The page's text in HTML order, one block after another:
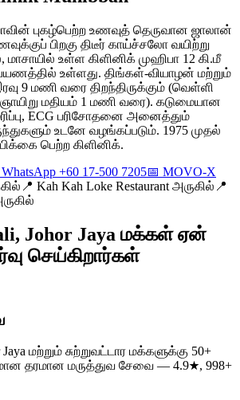
புகழ்பெற்ற உணவுத் தெருவான ஜாலான்
பிறகு திடீர் காய்ச்சலோ வயிற்று
உள்ள கிளினிக் முஹிபா 12 கி.மீ
பயணத்தில் உள்ளது. திங்கள்-வியாழன் மற்றும்
9 மணி வரை திறந்திருக்கும் (வெள்ளி
மதியம் 1 மணி வரை). கடுமையான
ECG பரிசோதனை அனைத்தும்
உடனே வழங்கப்படும். 1975 முதல்
பெற்ற கிளினிக்.
+60 17-500 7205📅 MOVO-X
📍 Kah Kah Loke Restaurant அருகில் 📍
Johor Jaya மக்கள் ஏன்
செய்கிறார்கள்
Jaya மற்றும் சுற்றுவட்டார மக்களுக்கு 50+
தரமான மருத்துவ சேவை — 4.9★, 998+